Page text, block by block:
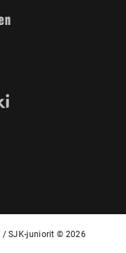
/ SJK-juniorit © 2026